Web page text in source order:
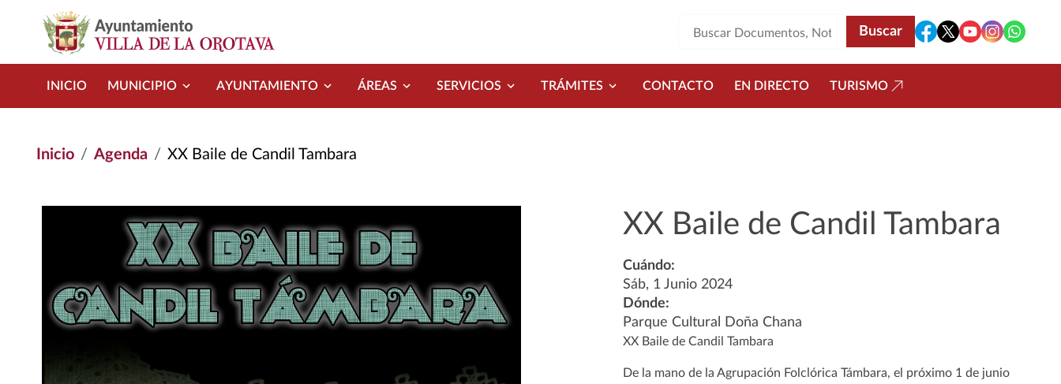
INICIO MUNICIPIO AYUNTAMIENTO ÁREAS SERVICIOS TRÁMITES CONTACTO EN DIRECTO TURISMO
Inicio Agenda XX Baile de Candil Tambara
XX Baile de Candil Tambara
Cuándo:
Sáb, 1 Junio 2024
Dónde:
Parque Cultural Doña Chana
XX Baile de Candil Tambara
De la mano de la Agrupación Folclórica Támbara, el próximo 1 de junio